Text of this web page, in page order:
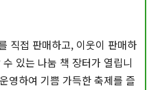
직접 판매하고, 이웃이 판매하
있는 나눔 책 장터가 열립니
영하여 기쁨 가득한 축제를 즐